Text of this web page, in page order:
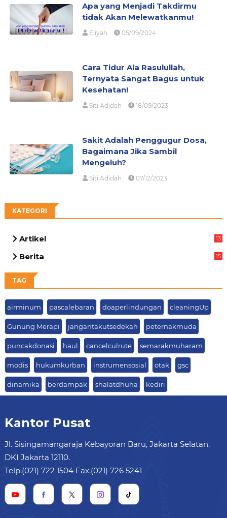
Apa yang Menjadi Takdirmu
tidak Akan Melewatkanmu!
Eliyah 05/09/2024
Cara Tidur Ala Rasulullah,
Ternyata Sangat Bagus untuk
Kesehatan!
Siti Adidah 18/09/2023
Sakit Adalah Penggugur Dosa,
Bagaimana Jika Sambil
Mengeluh?
Siti Adidah 07/12/2023
KATEGORI
Artikel
13
Berita
15
TAG
airminum pascalebaran doaperlindungan cleaningUp
Gunung Merapi jangantakutsedekah peternakmuda
puncakdonasi haul cancelculrute semarakmuharam
modis hukumkurban instrumensosial otak gsc
dinamika berdampak shalatdhuha kediri
Kantor Pusat
Jl. Sisingamangaraja Kebayoran Baru, Jakarta Selatan,
DKI Jakarta 12110.
Telp.(021) 722 1504 Fax.(021) 726 5241